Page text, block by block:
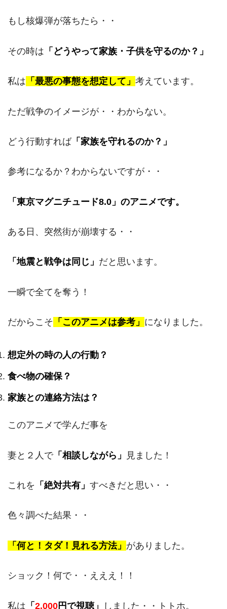
もし核爆弾が落ちたら・・
その時は 「どうやって家族・子供を守るのか？」
私は 「最悪の事態を想定して」 考えています。
ただ戦争のイメージが・・わからない。
どう行動すれば「家族を守れるのか？」
参考になるか？わからないですが・・
「東京マグニチュード8.0」のアニメです。
ある日、突然街が崩壊する・・
「地震と戦争は同じ」 だと思います。
一瞬で全てを奪う！
だからこそ 「このアニメは参考」 になりました。
想定外の時の人の行動？
食べ物の確保？
家族との連絡方法は？
このアニメで学んだ事を
妻と２人で「相談しながら」 見ました！
これを 「絶対共有」 すべきだと思い・・
色々調べた結果・・
「何と！タダ！見れる方法」 がありました。
ショック！何で・・えええ！！
私は 「 2,000円で視聴」 しました・・トトホ。